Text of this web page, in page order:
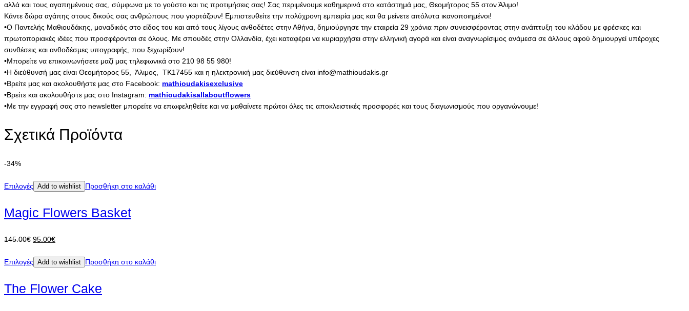
αλλά και τους αγαπημένους σας, σύμφωνα με το γούστο και τις προτιμήσεις σας! Σας περιμένουμε καθημερινά στο κατάστημά μας, Θεομήτορος 55 στον Άλιμο!
Κάντε δώρα αγάπης στους δικούς σας ανθρώπους που γιορτάζουν! Εμπιστευθείτε την πολύχρονη εμπειρία μας και θα μείνετε απόλυτα ικανοποιημένοι!
•Ο Παντελής Μαθιουδάκης, μοναδικός στο είδος του και από τους λίγους ανθοδέτες στην Αθήνα, δημιούργησε την εταιρεία 29 χρόνια πριν συνεισφέροντας στην ανάπτυξη του κλάδου με φρέσκες και
πρωτοποριακές ιδέες που προσφέρονται σε όλους. Με σπουδές στην Ολλανδία, έχει καταφέρει να κυριαρχήσει στην ελληνική αγορά και είναι αναγνωρίσιμος ανάμεσα σε άλλους αφού δημιουργεί υπέροχες
συνθέσεις και ανθοδέσμες υπογραφής, που ξεχωρίζουν!
•Μπορείτε να επικοινωνήσετε μαζί μας τηλεφωνικά στο 210 98 55 980!
•Η διεύθυνσή μας είναι Θεομήτορος 55, Άλιμος, ΤΚ17455 και η ηλεκτρονική μας διεύθυνση είναι info@mathioudakis.gr
•Βρείτε μας και ακολουθήστε μας στο Facebook: mathioudakisexclusive
•Βρείτε και ακολουθήστε μας στο Instagram: mathioudakisallaboutflowers
•Με την εγγραφή σας στο newsletter μπορείτε να επωφεληθείτε και να μαθαίνετε πρώτοι όλες τις αποκλειστικές προσφορές και τους διαγωνισμούς που οργανώνουμε!
Σχετικά Προϊόντα
-34%
Επιλογές Add to wishlist Προσθήκη στο καλάθι
Magic Flowers Basket
145.00€ Original
was:
95.00€Η
τιμή
95.00€.
Επιλογές Add to wishlist Προσθήκη στο καλάθι
The Flower Cake